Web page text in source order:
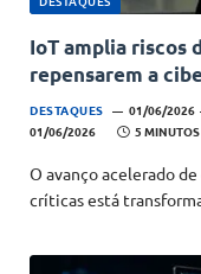
IoT amplia riscos
repensarem a
DESTAQUES 01/06/2026
01/06/2026
5
O avanço acelerado
críticas está